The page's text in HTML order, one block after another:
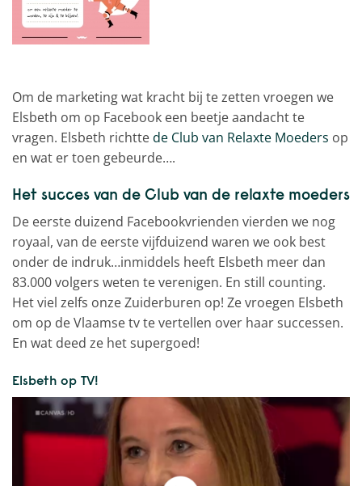
Om de marketing wat kracht bij te zetten vroegen we
Elsbeth om op Facebook een beetje aandacht te
vragen. Elsbeth richttede Club van Relaxte Moeders op
en wat er toen gebeurde….
Het succes van de Club van de relaxte moeders
De eerste duizend Facebookvrienden vierden we nog
royaal, van de eerste vijfduizend waren we ook best
onder de indruk…inmiddels heeft Elsbeth meer dan
83.000 volgers weten te verenigen. En still counting.
Het viel zelfs onze Zuiderburen op! Ze vroegen Elsbeth
om op de Vlaamse tv te vertellen over haar successen.
En wat deed ze het supergoed!
Elsbeth op TV!